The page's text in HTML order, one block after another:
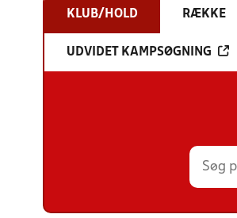
KLUB/HOLD RÆKKE
UDVIDET KAMPSØGNING